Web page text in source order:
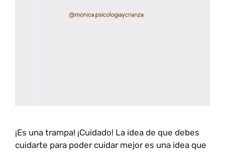
¡Es una trampa! ¡Cuidado! La idea de que debes
cuidarte para poder cuidar mejor es una idea que